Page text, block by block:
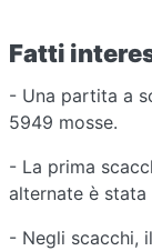
Fatti
- Una partita a
5949 mosse.
- La prima
alternate è stata
- Negli scacchi,